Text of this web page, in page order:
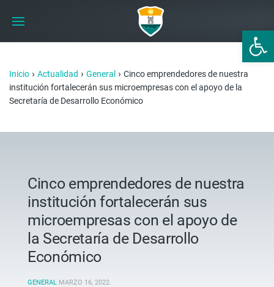
Abrir
Inicio › Actualidad › General › Cinco emprendedores de nuestra
institución fortalecerán sus microempresas con el apoyo de la
Secretaría de Desarrollo Económico
Cinco emprendedores de nuestra
institución fortalecerán sus
microempresas con el apoyo de
la Secretaría de Desarrollo
Económico
GENERAL MARZO 16, 2022.